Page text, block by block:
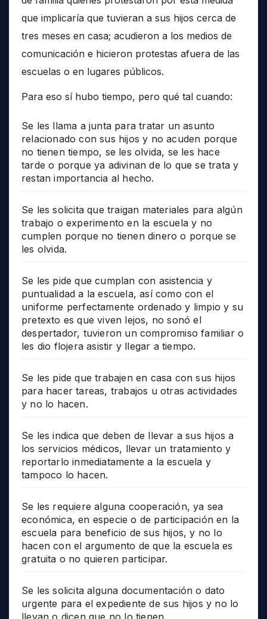
que implicaría que tuvieran a sus hijos cerca de
tres meses en casa; acudieron a los medios de
comunicación e hicieron protestas afuera de las
escuelas o en lugares públicos.
Para eso sí hubo tiempo, pero qué tal cuando:
Se les llama a junta para tratar un asunto
relacionado con sus hijos y no acuden porque
no tienen tiempo, se les olvida, se les hace
tarde o porque ya adivinan de lo que se trata y
restan importancia al hecho.
Se les solicita que traigan materiales para algún
trabajo o experimento en la escuela y no
cumplen porque no tienen dinero o porque se
les olvida.
Se les pide que cumplan con asistencia y
puntualidad a la escuela, así como con el
uniforme perfectamente ordenado y limpio y su
pretexto es que viven lejos, no sonó el
despertador, tuvieron un compromiso familiar o
les dio flojera asistir y llegar a tiempo.
Se les pide que trabajen en casa con sus hijos
para hacer tareas, trabajos u otras actividades
y no lo hacen.
Se les indica que deben de llevar a sus hijos a
los servicios médicos, llevar un tratamiento y
reportarlo inmediatamente a la escuela y
tampoco lo hacen.
Se les requiere alguna cooperación, ya sea
económica, en especie o de participación en la
escuela para beneficio de sus hijos, y no lo
hacen con el argumento de que la escuela es
gratuita o no quieren participar.
Se les solicita alguna documentación o dato
urgente para el expediente de sus hijos y no lo